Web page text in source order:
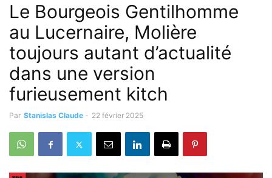
Sélectionné par la rédaction
Le Bourgeois Gentilhomme
au Lucernaire, Molière
toujours autant d’actualité
dans une version
furieusement kitch
Par Stanislas Claude - 22 février 2025